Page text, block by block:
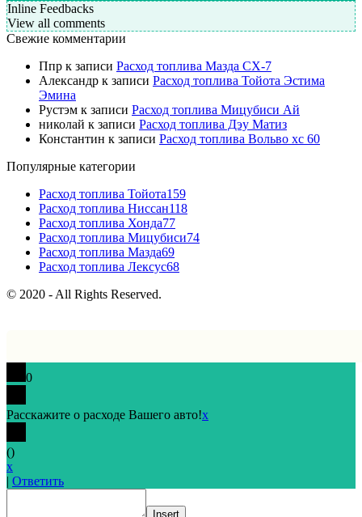
Inline Feedbacks
View all comments
Свежие комментарии
Ппр к записи Расход топлива Мазда СХ-7
Александр к записи Расход топлива Тойота Эстима
Эмина
Рустэм к записи Расход топлива Мицубиси Ай
николай к записи Расход топлива Дэу Матиз
Константин к записи Расход топлива Вольво хс 60
Популярные категории
Расход топлива Тойота159
Расход топлива Ниссан118
Расход топлива Хонда77
Расход топлива Мицубиси74
Расход топлива Мазда69
Расход топлива Лексус68
© 2020 - All Rights Reserved.
0
Расскажите о расходе Вашего авто!x
()
x
| Ответить
Insert